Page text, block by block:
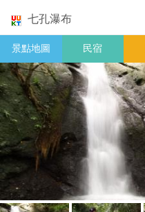
七孔瀑布
景點地圖 民宿